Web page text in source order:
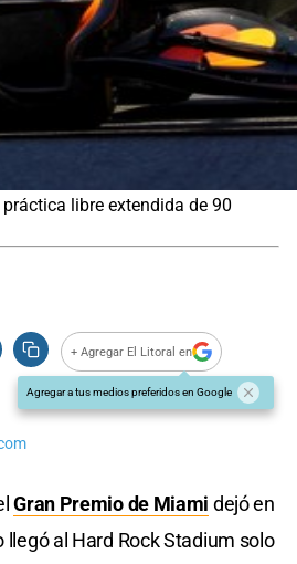
libre extendida de 90
+ Agregar El Litoral en
Agregar a tus medios preferidos en Google
Gran Premio de Miami dejó en
llegó al Hard Rock Stadium solo